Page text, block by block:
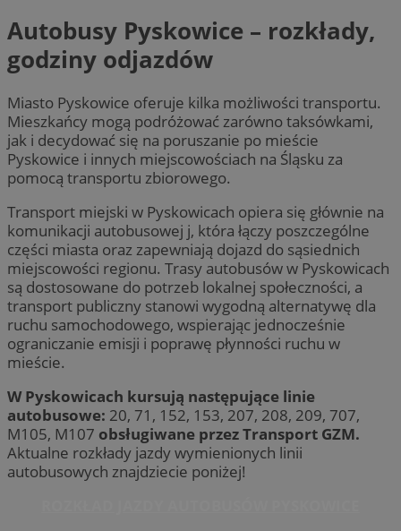
Autobusy Pyskowice – rozkłady,
godziny odjazdów
Miasto Pyskowice oferuje kilka możliwości transportu.
Mieszkańcy mogą podróżować zarówno taksówkami,
jak i decydować się na poruszanie po mieście
Pyskowice i innych miejscowościach na Śląsku za
pomocą transportu zbiorowego.
Transport miejski w Pyskowicach opiera się głównie na
komunikacji autobusowej j, która łączy poszczególne
części miasta oraz zapewniają dojazd do sąsiednich
miejscowości regionu. Trasy autobusów w Pyskowicach
są dostosowane do potrzeb lokalnej społeczności, a
transport publiczny stanowi wygodną alternatywę dla
ruchu samochodowego, wspierając jednocześnie
ograniczanie emisji i poprawę płynności ruchu w
mieście.
W Pyskowicach kursują następujące linie
autobusowe: 20, 71, 152, 153, 207, 208, 209, 707,
M105, M107 obsługiwane przez Transport GZM.
Aktualne rozkłady jazdy wymienionych linii
autobusowych znajdziecie poniżej!